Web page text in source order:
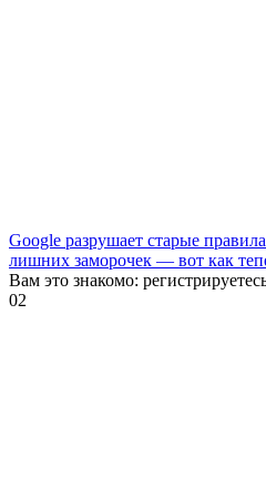
Google разрушает старые
лишних заморочек — вот как
Вам это знакомо:
02